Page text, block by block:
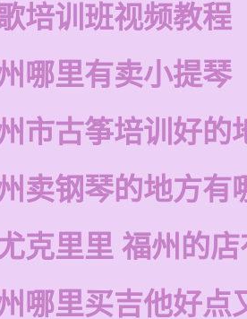
培训班视频教程
哪里有卖小提琴
市古筝培训好的
卖钢琴的地方有
克里里 福州的
哪里买吉他好点